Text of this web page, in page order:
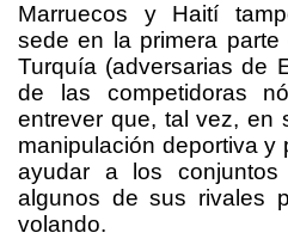
Marruecos y Haití
sede en la primera
Turquía (adversarias de
de las competidoras
entrever que, tal vez, en
manipulación deportiva y
ayudar a los
algunos de sus rivales
volando.